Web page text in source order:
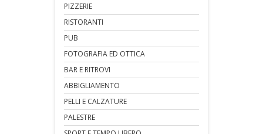
PIZZERIE
RISTORANTI
PUB
FOTOGRAFIA ED OTTICA
BAR E RITROVI
ABBIGLIAMENTO
PELLI E CALZATURE
PALESTRE